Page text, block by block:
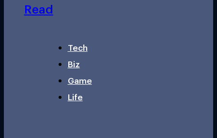
Read
Tech
Biz
Game
Life